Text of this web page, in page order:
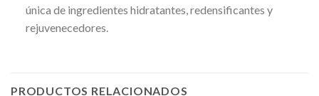
única de ingredientes hidratantes, redensificantes y
rejuvenecedores.
PRODUCTOS RELACIONADOS